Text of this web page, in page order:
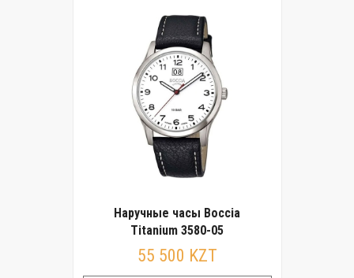
Наручные часы Boccia
Titanium 3580-05
55 500 KZT